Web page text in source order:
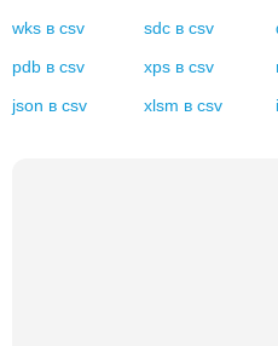
wks в csv sdc в csv
pdb в csv xps в csv
json в csv xlsm в csv